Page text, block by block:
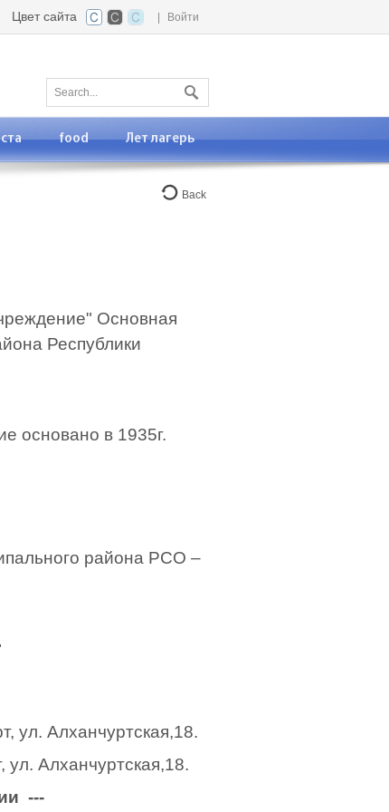
Войти
Цвет сайта
food Лет лагерь
Back
Основная
Республики
основано в 1935г.
района РСО –
ул. Алханчуртская,18.
Алханчуртская,18.
---